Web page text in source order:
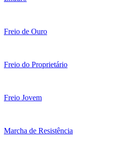
Freio de Ouro
Freio do Proprietário
Freio Jovem
Marcha de Resistência